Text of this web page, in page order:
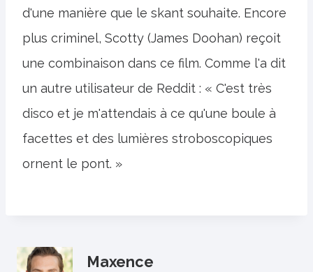
d'une manière que le skant souhaite. Encore
plus criminel, Scotty (James Doohan) reçoit
une combinaison dans ce film. Comme l'a dit
un autre utilisateur de Reddit : « C'est très
disco et je m'attendais à ce qu'une boule à
facettes et des lumières stroboscopiques
ornent le pont. »
Maxence